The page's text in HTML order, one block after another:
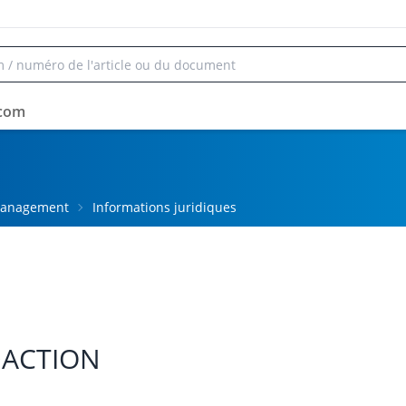
Informations juridiques